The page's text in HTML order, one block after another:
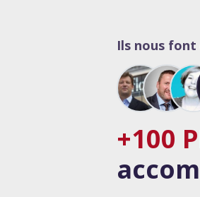
Ils nous font
+100